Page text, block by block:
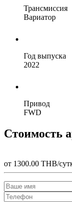
Трансмиссия
Вариатор
Год выпуска
2022
Привод
FWD
Стоимость
от 1300.00 THB/